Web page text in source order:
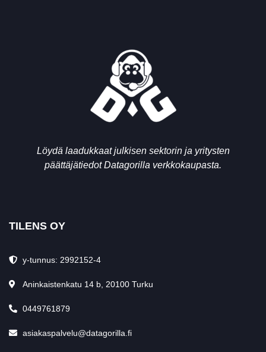
Löydä laadukkaat julkisen sektorin ja yritysten
päättäjätiedot Datagorilla verkkokaupasta.
TILENS OY
y-tunnus: 2992152-4
Aninkaistenkatu 14 b, 20100 Turku
0449761879
asiakaspalvelu@datagorilla.fi